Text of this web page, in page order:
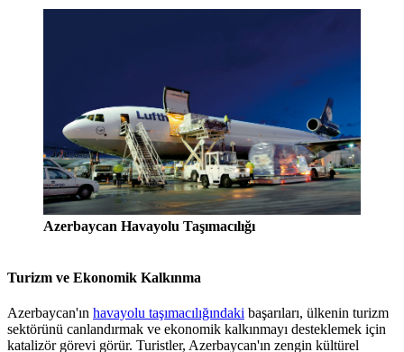
Azerbaycan Havayolu Taşımacılığı
Turizm ve Ekonomik Kalkınma
Azerbaycan'ın havayolu taşımacılığındaki başarıları, ülkenin turizm
sektörünü canlandırmak ve ekonomik kalkınmayı desteklemek için
katalizör görevi görür. Turistler, Azerbaycan'ın zengin kültürel